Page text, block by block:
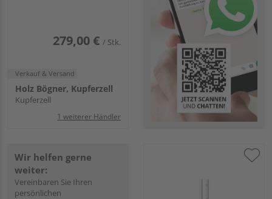
279,00 € / Stk.
Verkauf & Versand
Holz Bögner, Kupferzell
Kupferzell
1 weiterer Händler
Wir helfen gerne
weiter:
Vereinbaren Sie Ihren
persönlichen